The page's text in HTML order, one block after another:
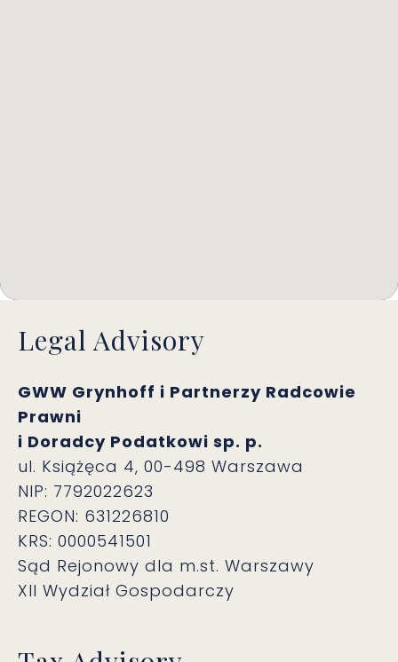
Legal Advisory
GWW Grynhoff i Partnerzy Radcowie
Prawni
i Doradcy Podatkowi sp. p.
ul. Książęca 4, 00-498 Warszawa
NIP: 7792022623
REGON: 631226810
KRS: 0000541501
Sąd Rejonowy dla m.st. Warszawy
XII Wydział Gospodarczy